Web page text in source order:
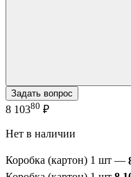
Задать вопрос
8 10380 ₽
Нет в наличии
Коробка (картон) 1 шт —